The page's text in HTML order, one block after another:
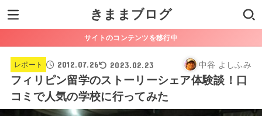
きままブログ
サイトのコンテンツを移行中
レポート 2012.07.26 2023.02.23 中谷 よしふみ
フィリピン留学のストーリーシェア体験談！口
コミで人気の学校に行ってみた